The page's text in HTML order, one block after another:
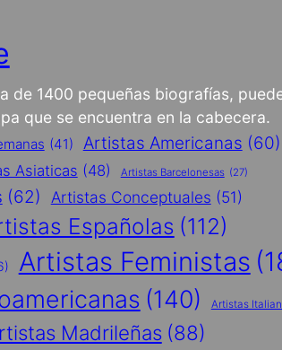
de 1400 pequeñas biografías,
que se encuentra en la cabecera.
(41) Artistas Americanas (60)
Asiaticas (48) Artistas Barcelonesas (27)
(62) Artistas Conceptuales (51)
Españolas (112)
Artistas Feministas
(140) Artistas
Madrileñas (88)